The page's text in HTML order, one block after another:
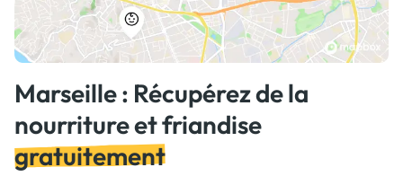
Marseille : Récupérez de la
nourriture et friandise
gratuitement